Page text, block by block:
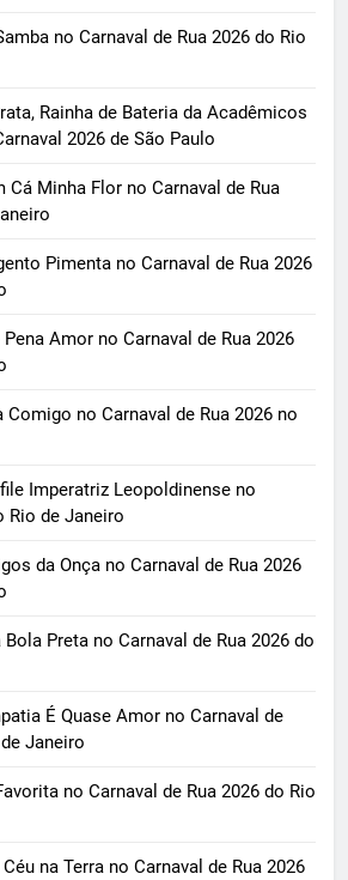
no Carnaval de Rua 2026 do Rio
Rainha de Bateria da Acadêmicos
2026 de São Paulo
Minha Flor no Carnaval de Rua
Pimenta no Carnaval de Rua 2026
Amor no Carnaval de Rua 2026
no Carnaval de Rua 2026 no
Imperatriz Leopoldinense no
Rio de Janeiro
da Onça no Carnaval de Rua 2026
Preta no Carnaval de Rua 2026 do
É Quase Amor no Carnaval de
Janeiro
no Carnaval de Rua 2026 do Rio
na Terra no Carnaval de Rua 2026